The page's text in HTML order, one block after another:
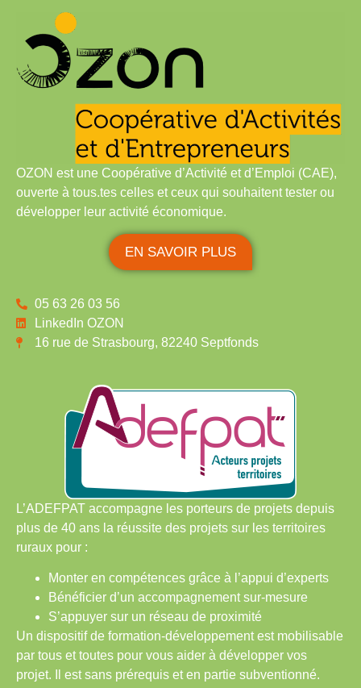
OZON est une Coopérative d’Activité et d’Emploi (CAE),
ouverte à tous.tes celles et ceux qui souhaitent tester ou
développer leur activité économique.
EN SAVOIR PLUS
05 63 26 03 56
LinkedIn OZON
16 rue de Strasbourg, 82240 Septfonds
L’ADEFPAT accompagne les porteurs de projets depuis
plus de 40 ans la réussite des projets sur les territoires
ruraux pour :
Monter en compétences grâce à l’appui d’experts
Bénéficier d’un accompagnement sur-mesure
S’appuyer sur un réseau de proximité
Un dispositif de formation-développement est mobilisable
par tous et toutes pour vous aider à développer vos
projet. Il est sans prérequis et en partie subventionné.